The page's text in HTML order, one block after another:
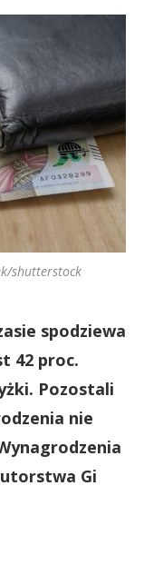
shutterstock
spodziewa
42 proc.
Pozostali
nie
Gi